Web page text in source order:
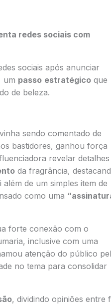
redes sociais com
sociais após anunciar
um passo estratégicoque
de beleza.
sendo comentado de
bastidores, ganhou força
revelar detalhes
da fragrância,
de um simples item de
como uma
forte conexão com o
inclusive com uma
atenção do público
no tema para consolidar
, dividindo opiniões entre